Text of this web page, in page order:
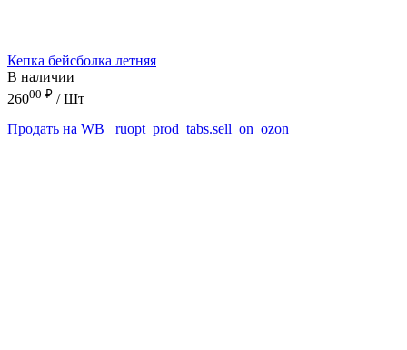
Кепка бейсболка летняя
В наличии
26000 ₽ / Шт
Продать на WB
_ruopt_prod_tabs.sell_on_ozon